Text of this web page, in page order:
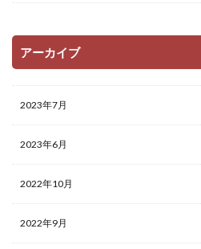
アーカイブ
2023年7月
2023年6月
2022年10月
2022年9月